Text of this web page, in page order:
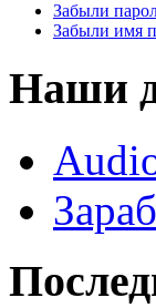
Забыли
Забыли имя
Наши